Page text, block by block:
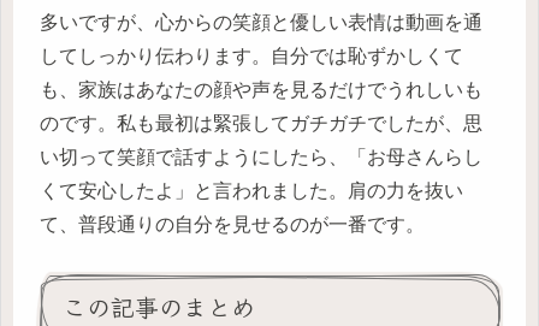
多いですが、心からの笑顔と優しい表情は動画を通
してしっかり伝わります。自分では恥ずかしくて
も、家族はあなたの顔や声を見るだけでうれしいも
のです。私も最初は緊張してガチガチでしたが、思
い切って笑顔で話すようにしたら、「お母さんらし
くて安心したよ」と言われました。肩の力を抜い
て、普段通りの自分を見せるのが一番です。
この記事のまとめ